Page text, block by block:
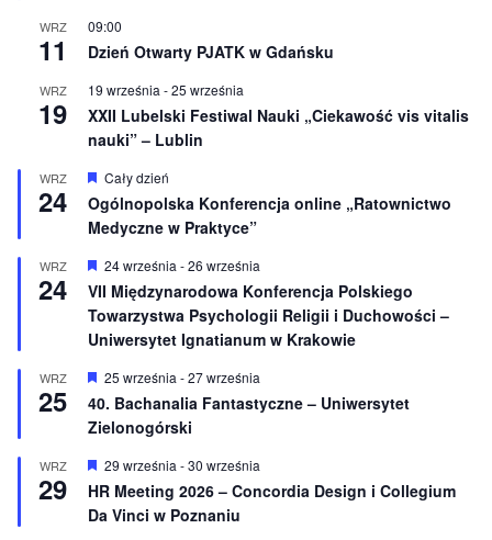
n
o
e
WRZ
11
09:00
Dzień Otwarty PJATK w Gdańsku
WRZ
19
19 września -25 września
XXII Lubelski Festiwal Nauki „Ciekawość vis vitalis
nauki” – Lublin
WRZ
24
W
r
ó
n
i
o
n
e
Cały dzień
Ogólnopolska Konferencja online „Ratownictwo
Medyczne w Praktyce”
WRZ
24
W
y
r
ó
ż
n
i
o
n
e
24 września -26 września
VII Międzynarodowa Konferencja Polskiego
Towarzystwa Psychologii Religii i Duchowości –
Uniwersytet Ignatianum w Krakowie
WRZ
25
W
r
ó
n
i
o
n
25 września -27 września
40. Bachanalia Fantastyczne – Uniwersytet
Zielonogórski
WRZ
29
W
y
r
ó
29 września -30 września
HR Meeting 2026 – Concordia Design i Collegium
Da Vinci w Poznaniu